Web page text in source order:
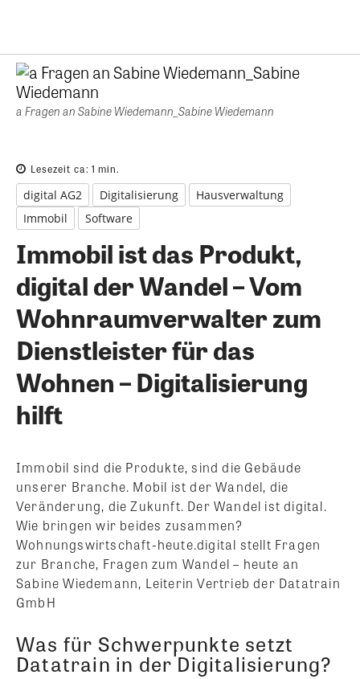
a Fragen an Sabine Wiedemann_Sabine Wiedemann
Lesezeit ca: 1 min.
digital AG2 Digitalisierung
Hausverwaltung
Immobil
Software
Immobil ist das Produkt,
digital der Wandel – Vom
Wohnraumverwalter zum
Dienstleister für das
Wohnen – Digitalisierung
hilft
Immobil sind die Produkte, sind die Gebäude
unserer Branche. Mobil ist der Wandel, die
Veränderung, die Zukunft. Der Wandel ist digital.
Wie bringen wir beides zusammen?
Wohnungswirtschaft-heute.digital stellt Fragen
zur Branche, Fragen zum Wandel – heute an
Sabine Wiedemann, Leiterin Vertrieb der Datatrain
GmbH
Was für Schwerpunkte setzt
Datatrain in der Digitalisierung?